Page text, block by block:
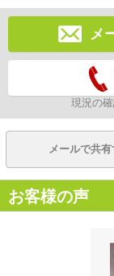
メ
現況の
メールで共有
お客様の声